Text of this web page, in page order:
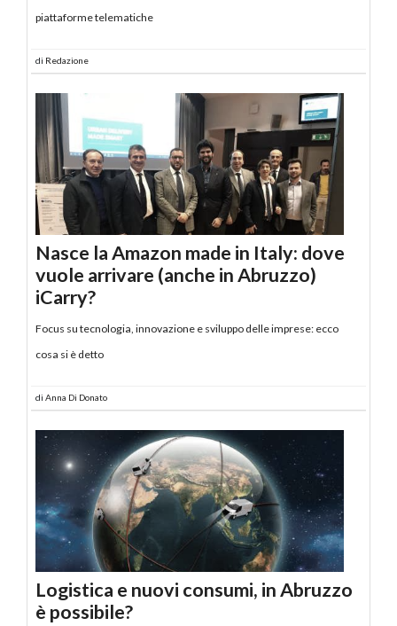
piattaforme telematiche
di Redazione
Nasce la Amazon made in Italy: dove
vuole arrivare (anche in Abruzzo)
iCarry?
Focus su tecnologia, innovazione e sviluppo delle imprese: ecco
cosa si è detto
di Anna Di Donato
Logistica e nuovi consumi, in Abruzzo
è possibile?